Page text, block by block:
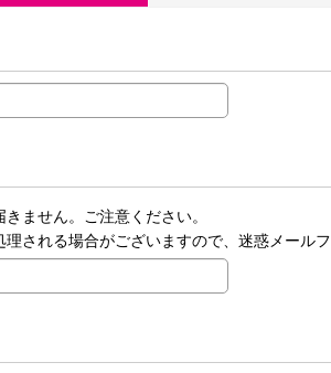
ません。ご注意ください。
される場合がございますので、迷惑メール